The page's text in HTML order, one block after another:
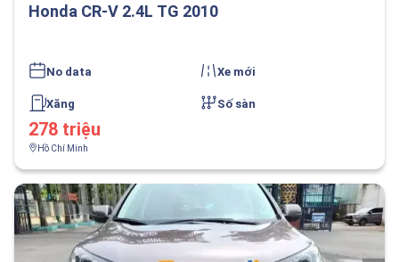
Honda CR-V 2.4L TG 2010
No data Xe mới
Xăng Số sàn
278 triệu
Hồ Chí Minh